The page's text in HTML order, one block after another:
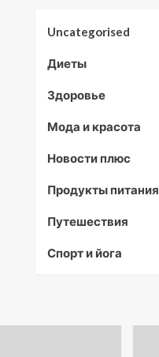
Uncategorised
Диеты
Здоровье
Мода и красота
Новости плюс
Продукты питания
Путешествия
Спорт и йога